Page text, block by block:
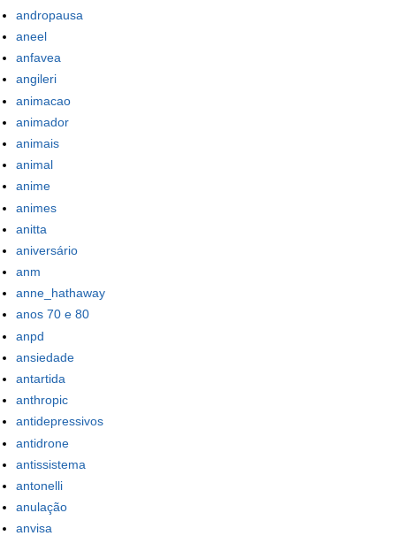
andropausa
aneel
anfavea
angileri
animacao
animador
animais
animal
anime
animes
anitta
aniversário
anm
anne_hathaway
anos 70 e 80
anpd
ansiedade
antartida
anthropic
antidepressivos
antidrone
antissistema
antonelli
anulação
anvisa